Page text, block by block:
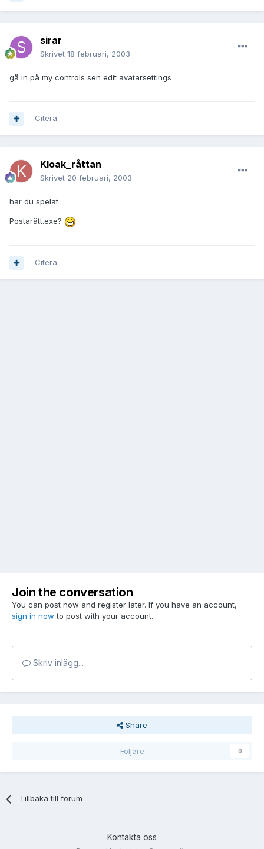
sirar
Skrivet 18 februari, 2003
gå in på my controls sen edit avatarsettings
Citera
Kloak_råttan
Skrivet 20 februari, 2003
har du spelat
Postarätt.exe?
Citera
Join the conversation
You can post now and register later. If you have an account,
sign in now to post with your account.
Skriv inlägg...
Share
Följare 0
Tillbaka till forum
Kontakta oss